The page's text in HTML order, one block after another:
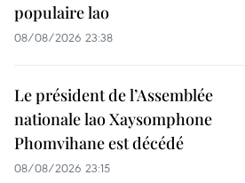
populaire lao
08/08/2026 23:38
Le président de l’Assemblée
nationale lao Xaysomphone
Phomvihane est décédé
08/08/2026 23:15